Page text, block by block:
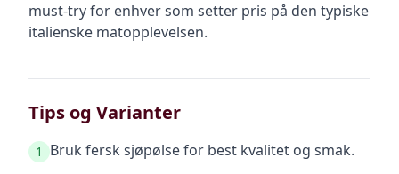
must-try for enhver som setter pris på den typiske
italienske matopplevelsen.
Tips og Varianter
1 Bruk fersk sjøpølse for best kvalitet og smak.